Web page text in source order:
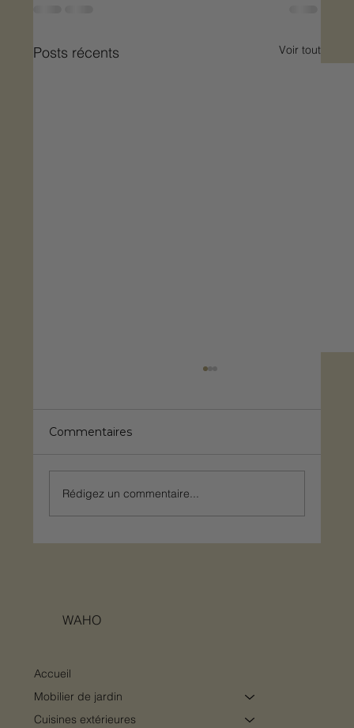
Posts récents Voir tout
Commentaires
Rédigez un commentaire...
WAHO
Accueil
Mobilier de jardin
Cuisines extérieures